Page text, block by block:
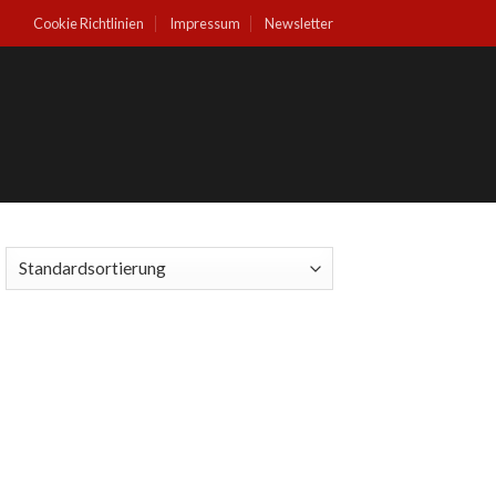
Cookie Richtlinien Impressum Newsletter